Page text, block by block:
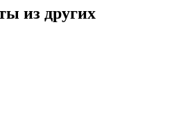
из других